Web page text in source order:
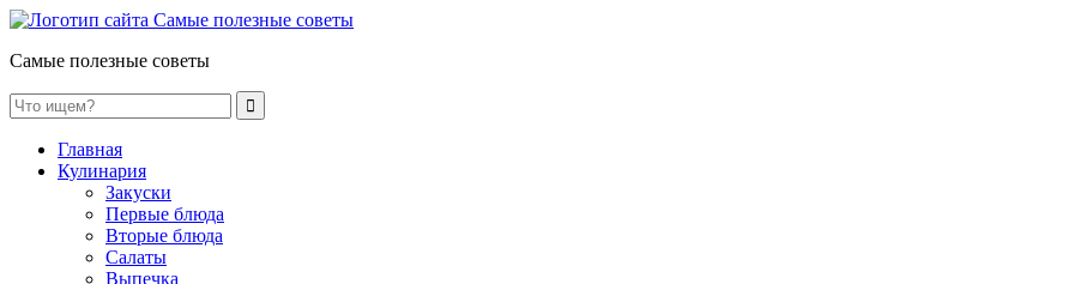
Самые полезные советы
Главная
Кулинария
Закуски
Первые блюда
Вторые блюда
Салаты
Выпечка